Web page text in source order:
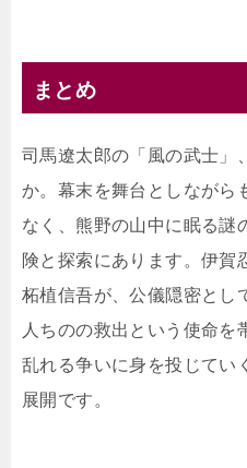
まとめ
司馬遼太郎の「風の武士」
か。幕末を舞台としながら
なく、熊野の山中に眠る謎
険と探索にあります。伊賀
柘植信吾が、公儀隠密とし
人ちのの救出という使命を
乱れる争いに身を投じてい
展開です。